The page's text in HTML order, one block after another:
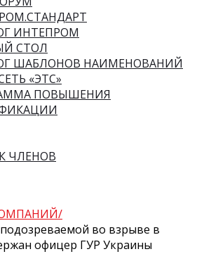
ИНТЕПРОМ
СТОЛ
ШАБЛОНОВ НАИМЕНОВАНИЙ
«ЭТС»
ПОВЫШЕНИЯ
ЧЛЕНОВ
во взрыве в
офицер ГУР Украины